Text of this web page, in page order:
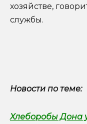
хозяйстве,
службы.
Новости по теме:
Хлеборобы Дона